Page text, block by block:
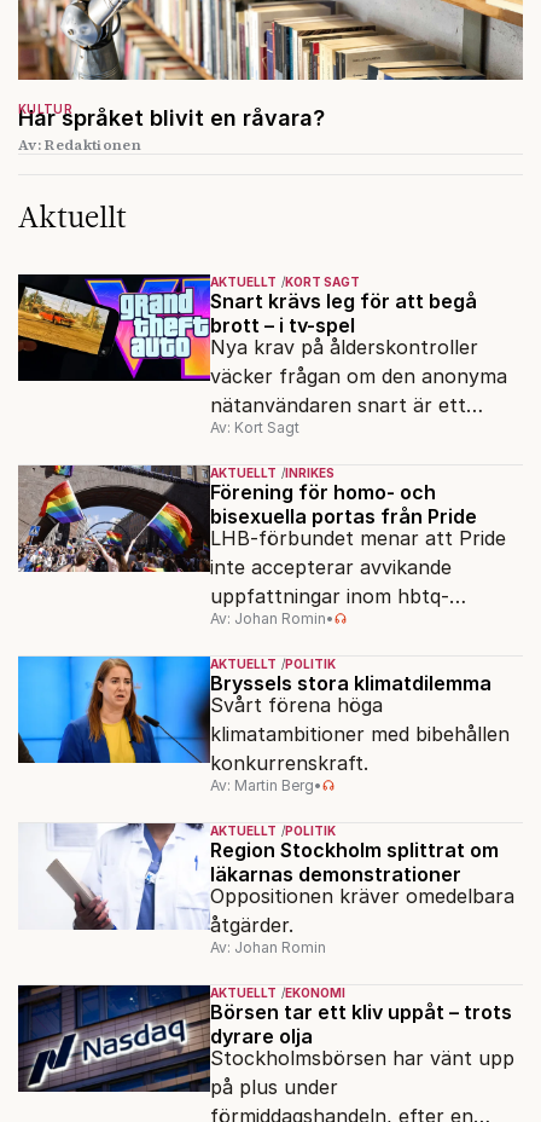
Har språket blivit en råvara?
KULTUR
Av: Redaktionen
Aktuellt
AKTUELLT KORT SAGT
Snart krävs leg för att begå
brott – i tv-spel
Nya krav på ålderskontroller
väcker frågan om den anonyma
nätanvändaren snart är ett
minne blott.
Av: Kort Sagt
AKTUELLT INRIKES
Förening för homo- och
bisexuella portas från Pride
LHB-förbundet menar att Pride
inte accepterar avvikande
uppfattningar inom hbtq-
rörelsen. "Vi har inga problem
med transpersoner", säger
ordföranden Linn Saarinen.
Av: Johan Romin•
AKTUELLT POLITIK
Bryssels stora klimatdilemma
Svårt förena höga
klimatambitioner med bibehållen
konkurrenskraft.
Av: Martin Berg•
AKTUELLT POLITIK
Region Stockholm splittrat om
läkarnas demonstrationer
Oppositionen kräver omedelbara
åtgärder.
Av: Johan Romin
AKTUELLT EKONOMI
Börsen tar ett kliv uppåt – trots
dyrare olja
Stockholmsbörsen har vänt upp
på plus under
förmiddagshandeln, efter en